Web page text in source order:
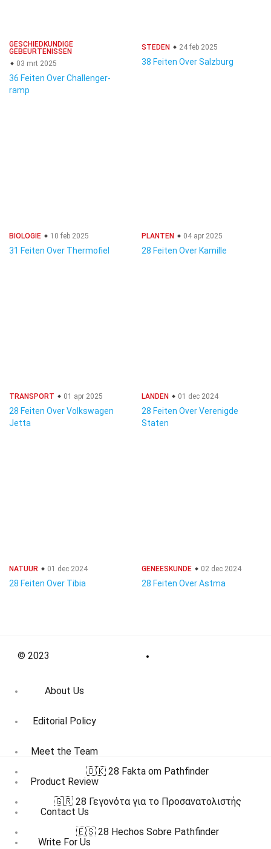
GESCHIEDKUNDIGE
GEBEURTENISSEN
03 mrt 2025
36 Feiten Over Challenger-
ramp
STEDEN 24 feb 2025
38 Feiten Over Salzburg
BIOLOGIE 10 feb 2025
31 Feiten Over Thermofiel
PLANTEN 04 apr 2025
28 Feiten Over Kamille
TRANSPORT 01 apr 2025
28 Feiten Over Volkswagen
Jetta
LANDEN 01 dec 2024
28 Feiten Over Verenigde
Staten
NATUUR 01 dec 2024
28 Feiten Over Tibia
GENEESKUNDE 02 dec 2024
28 Feiten Over Astma
© 2023
About Us
Editorial Policy
Meet the Team
Product Review
Contact Us
Write For Us
🇩🇰 28 Fakta om Pathfinder
🇬🇷 28 Γεγονότα για το Προσανατολιστής
🇪🇸 28 Hechos Sobre Pathfinder